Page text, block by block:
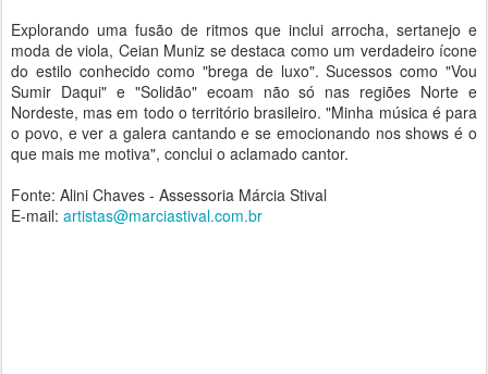
Explorando uma fusão de ritmos que inclui arrocha, sertanejo e
moda de viola, Ceian Muniz se destaca como um verdadeiro ícone
do estilo conhecido como "brega de luxo". Sucessos como "Vou
Sumir Daqui" e "Solidão" ecoam não só nas regiões Norte e
Nordeste, mas em todo o território brasileiro. "Minha música é para
o povo, e ver a galera cantando e se emocionando nos shows é o
que mais me motiva", conclui o aclamado cantor.
Fonte: Alini Chaves - Assessoria Márcia Stival
E-mail: artistas@marciastival.com.br